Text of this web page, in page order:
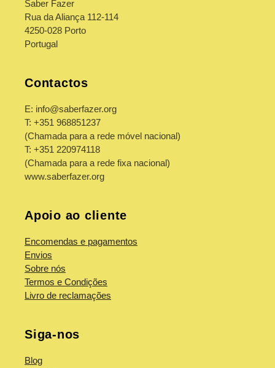
Saber Fazer
Rua da Aliança 112-114
4250-028 Porto
Portugal
Contactos
E: info@saberfazer.org
T: +351 968851237
(Chamada para a rede móvel nacional)
T: +351 220974118
(Chamada para a rede fixa nacional)
www.saberfazer.org
Apoio ao cliente
Encomendas e pagamentos
Envios
Sobre nós
Termos e Condições
Livro de reclamações
Siga-nos
Blog